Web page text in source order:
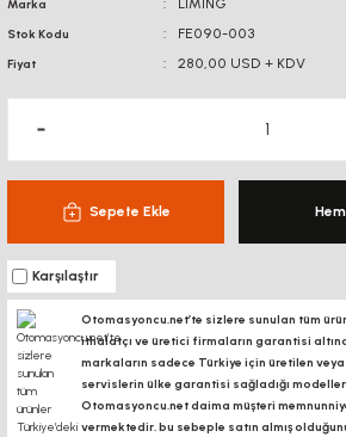
Marka LIMING
Stok Kodu FE090-003
Fiyat 280,00 USD + KDV
Sepete Ekle
Karşılaştır
Otomasyoncu.net’te sizlere sunulan tüm
ithalatçı ve üretici firmaların garantisi
markaların sadece Türkiye için üretilen
servislerin ülke garantisi sağladığı
Otomasyoncu.net daima müşteri
vermektedir. bu sebeple satın almış